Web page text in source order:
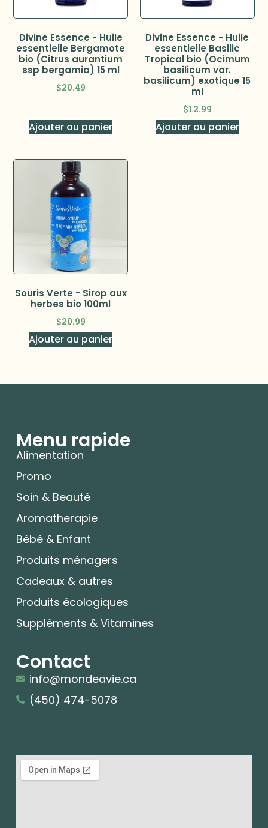
Divine Essence - Huile
essentielle Bergamote
bio (Citrus aurantium
ssp bergamia) 15 ml
$20.49
Ajouter au panier
Divine Essence - Huile
essentielle Basilic
Tropical bio (Ocimum
basilicum var.
basilicum) exotique 15
ml
$12.99
Ajouter au panier
Souris Verte - Sirop aux
herbes bio 100ml
$20.99
Ajouter au panier
Menu rapide
Alimentation
Promo
Soin & Beauté
Aromatherapie
Bébé & Enfant
Produits ménagers
Cadeaux & autres
Produits écologiques
Suppléments & Vitamines
Contact
info@mondeavie.ca
(450) 474-5078